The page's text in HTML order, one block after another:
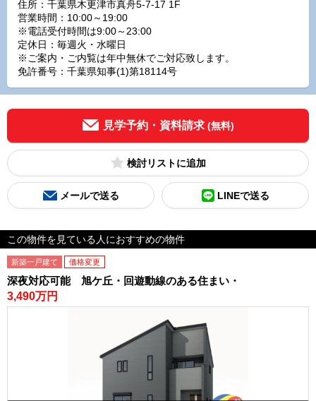
住所：千葉県木更津市真舟5-7-17 1F
営業時間：10:00～19:00
※電話受付時間は9:00～23:00
定休日：毎週火・水曜日
※ご案内・ご内覧は年中無休でご対応致します。
免許番号：千葉県知事(1)第18114号
見学予約・資料請求 (無料)
検討リスト
メールで送る LINEで送る
この物件を見ている人におすすめの物件
新築一戸建て 価格変更
深夜対応可能 旭ケ丘・回遊動線のある住まい・
3,490万円